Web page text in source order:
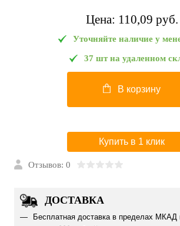
Цена: 110,09 pуб.
Уточняйте наличие у
37 шт на удаленном
В корзину
Купить в 1 клик
Отзывов: 0
ДОСТАВКА
Бесплатная доставка в пределах